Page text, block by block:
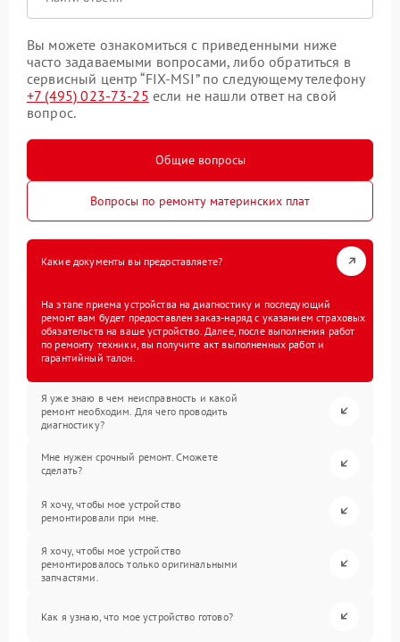
Вы можете ознакомиться с приведенными ниже
часто задаваемыми вопросами, либо обратиться в
сервисный центр “FIX-MSI” по следующему телефону
+7 (495) 023-73-25 если не нашли ответ на свой
вопрос.
Общие вопросы
Вопросы по ремонту материнских плат
Какие документы вы предоставляете?
На этапе приема устройства на диагностику и последующий
ремонт вам будет предоставлен заказ-наряд с указанием страховых
обязательств на ваше устройство. Далее, после выполнения работ
по ремонту техники, вы получите акт выполненных работ и
гарантийный талон.
Я уже знаю в чем неисправность и какой
ремонт необходим. Для чего проводить
диагностику?
Мне нужен срочный ремонт. Сможете
сделать?
Я хочу, чтобы мое устройство
ремонтировали при мне.
Я хочу, чтобы мое устройство
ремонтировалось только оригинальными
запчастями.
Как я узнаю, что мое устройство готово?